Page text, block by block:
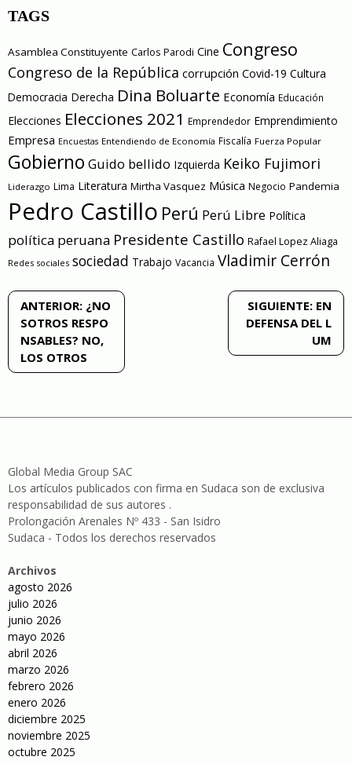
TAGS
Asamblea Constituyente Carlos Parodi Cine Congreso
Congreso de la República corrupción Covid-19 Cultura
Democracia Derecha Dina Boluarte Economía Educación
Elecciones Elecciones 2021 Emprendedor Emprendimiento
Empresa Encuestas Entendiendo de Economía Fiscalía Fuerza Popular
Gobierno Guido bellido Izquierda Keiko Fujimori
Liderazgo Lima Literatura Mirtha Vasquez Música Negocio Pandemia
Pedro Castillo Perú Perú Libre Política
política peruana Presidente Castillo Rafael Lopez Aliaga
Redes sociales sociedad Trabajo Vacancia Vladimir Cerrón
Navegación
de
entradas
ANTERIOR: ¿NO
SOTROS RESPO
NSABLES? NO,
LOS OTROS
SIGUIENTE: EN
DEFENSA DEL L
UM
Global Media Group SAC
Los artículos publicados con firma en Sudaca son de exclusiva
responsabilidad de sus autores .
Prolongación Arenales Nº 433 - San Isidro
Sudaca - Todos los derechos reservados
Archivos
agosto 2026
julio 2026
junio 2026
mayo 2026
abril 2026
marzo 2026
febrero 2026
enero 2026
diciembre 2025
noviembre 2025
octubre 2025